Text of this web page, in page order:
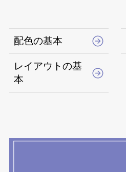
配色の基本
レイアウトの基
本